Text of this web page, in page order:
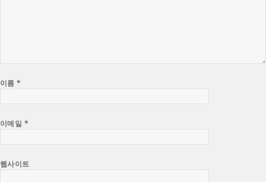
이름*
이메일 *
웹사이트